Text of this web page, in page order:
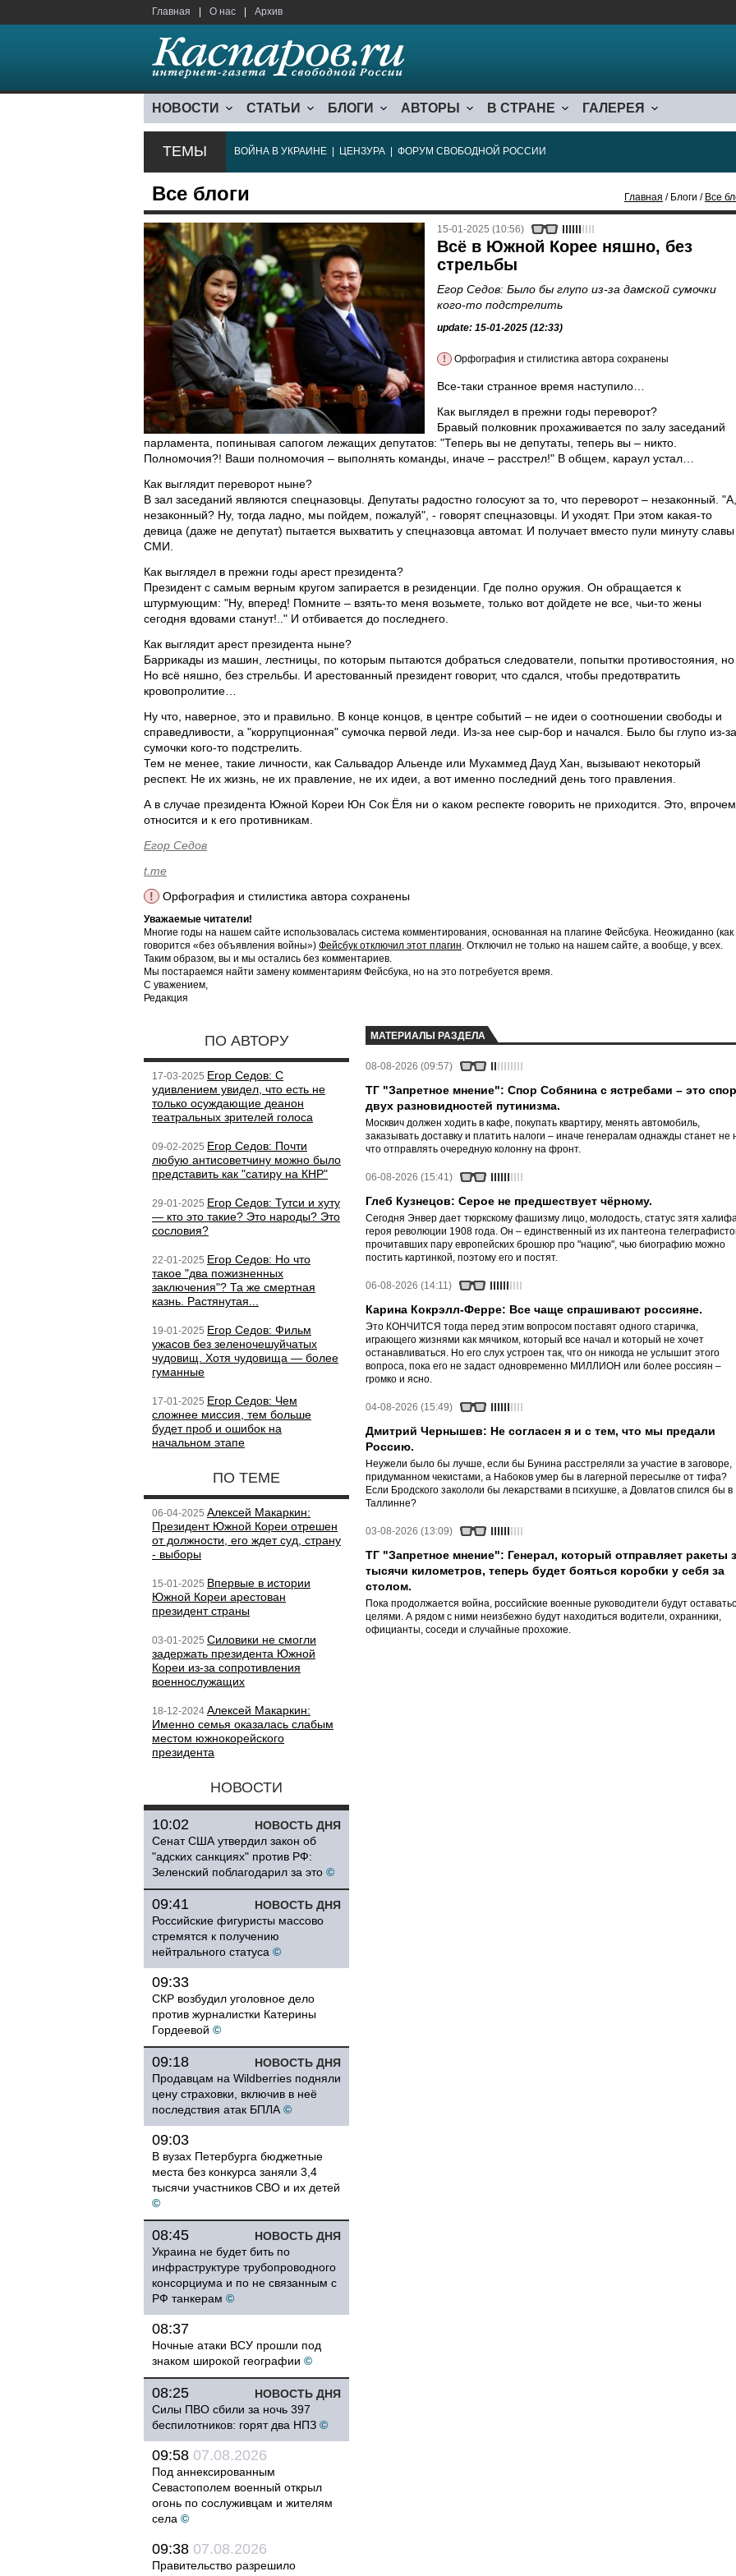
Главная О нас Архив
НОВОСТИ СТАТЬИ БЛОГИ АВТОРЫ В СТРАНЕ ГАЛЕРЕЯ
ТЕМЫ ВОЙНА В УКРАИНЕ ЦЕНЗУРА ФОРУМ СВОБОДНОЙ РОССИИ
Все блоги Главная / Блоги / Все
15-01-2025 (10:56)
Всё в Южной Корее няшно, без
стрельбы
Егор Седов: Было бы глупо из-за дамской сумочки
кого-то подстрелить
update: 15-01-2025 (12:33)
! Орфография и стилистика автора сохранены
Все-таки странное время наступило…
Как выглядел в прежни годы переворот?
Бравый полковник прохаживается по залу заседаний
парламента, попинывая сапогом лежащих депутатов: "Теперь вы не депутаты, теперь вы – никто.
Полномочия?! Ваши полномочия – выполнять команды, иначе – расстрел!" В общем, караул устал…
Как выглядит переворот ныне?
В зал заседаний являются спецназовцы. Депутаты радостно голосуют за то, что переворот – незаконный. "А,
незаконный? Ну, тогда ладно, мы пойдем, пожалуй", - говорят спецназовцы. И уходят. При этом какая-то
девица (даже не депутат) пытается выхватить у спецназовца автомат. И получает вместо пули минуту
СМИ.
Как выглядел в прежни годы арест президента?
Президент с самым верным кругом запирается в резиденции. Где полно оружия. Он обращается к
штурмующим: "Ну, вперед! Помните – взять-то меня возьмете, только вот дойдете не все, чьи-то жены
сегодня вдовами станут!.." И отбивается до последнего.
Как выглядит арест президента ныне?
Баррикады из машин, лестницы, по которым пытаются добраться следователи, попытки противостояния,
Но всё няшно, без стрельбы. И арестованный президент говорит, что сдался, чтобы предотвратить
кровопролитие…
Ну что, наверное, это и правильно. В конце концов, в центре событий – не идеи о соотношении свободы и
справедливости, а "коррупционная" сумочка первой леди. Из-за нее сыр-бор и начался. Было бы глупо из-за
сумочки кого-то подстрелить.
Тем не менее, такие личности, как Сальвадор Альенде или Мухаммед Дауд Хан, вызывают некоторый
респект. Не их жизнь, не их правление, не их идеи, а вот именно последний день того правления.
А в случае президента Южной Кореи Юн Сок Ёля ни о каком респекте говорить не приходится. Это, впрочем,
относится и к его противникам.
Егор Седов
t.me
!
Орфография и стилистика автора сохранены
Уважаемые читатели!
Многие годы на нашем сайте использовалась система комментирования, основанная на плагине Фейсбука. Неожиданно (как
говорится «без объявления войны») Фейсбук отключил этот плагин. Отключил не только на нашем сайте, а вообще, у всех.
Таким образом, вы и мы остались без комментариев.
Мы постараемся найти замену комментариям Фейсбука, но на это потребуется время.
С уважением,
Редакция
ПО АВТОРУ
17-03-2025 Егор Седов: С
удивлением увидел, что есть не
только осуждающие деанон
театральных зрителей голоса
09-02-2025 Егор Седов: Почти
любую антисоветчину можно было
представить как "сатиру на КНР"
29-01-2025 Егор Седов: Тутси и хуту
— кто это такие? Это народы? Это
сословия?
22-01-2025 Егор Седов: Но что
такое "два пожизненных
заключения"? Та же смертная
казнь. Растянутая...
19-01-2025 Егор Седов: Фильм
ужасов без зеленочешуйчатых
чудовищ. Хотя чудовища — более
гуманные
17-01-2025 Егор Седов: Чем
сложнее миссия, тем больше
будет проб и ошибок на
начальном этапе
ПО ТЕМЕ
06-04-2025 Алексей Макаркин:
Президент Южной Кореи отрешен
от должности, его ждет суд, страну
- выборы
15-01-2025 Впервые в истории
Южной Кореи арестован
президент страны
03-01-2025 Силовики не смогли
задержать президента Южной
Кореи из-за сопротивления
военнослужащих
18-12-2024 Алексей Макаркин:
Именно семья оказалась слабым
местом южнокорейского
президента
НОВОСТИ
НОВОСТЬ ДНЯ
10:02
Сенат США утвердил закон об
"адских санкциях" против РФ:
Зеленский поблагодарил за это ©
НОВОСТЬ ДНЯ
09:41
Российские фигуристы массово
стремятся к получению
нейтрального статуса ©
09:33
СКР возбудил уголовное дело
против журналистки Катерины
Гордеевой ©
НОВОСТЬ ДНЯ
09:18
Продавцам на Wildberries подняли
цену страховки, включив в неё
последствия атак БПЛА ©
09:03
В вузах Петербурга бюджетные
места без конкурса заняли 3,4
тысячи участников СВО и их детей
©
НОВОСТЬ ДНЯ
08:45
Украина не будет бить по
инфраструктуре трубопроводного
консорциума и по не связанным с
РФ танкерам ©
08:37
Ночные атаки ВСУ прошли под
знаком широкой географии ©
НОВОСТЬ ДНЯ
08:25
Силы ПВО сбили за ночь 397
беспилотников: горят два НПЗ ©
09:58 07.08.2026
Под аннексированным
Севастополем военный открыл
огонь по сослуживцам и жителям
села ©
09:38 07.08.2026
Правительство разрешило
МАТЕРИАЛЫ РАЗДЕЛА
08-08-2026 (09:57)
ТГ "Запретное мнение": Спор Собянина с ястребами – это спор
двух разновидностей путинизма.
Москвич должен ходить в кафе, покупать квартиру, менять автомобиль,
заказывать доставку и платить налоги – иначе генералам однажды станет не
что отправлять очередную колонну на фронт.
06-08-2026 (15:41)
Глеб Кузнецов: Серое не предшествует чёрному.
Сегодня Энвер дает тюркскому фашизму лицо, молодость, статус зятя
героя революции 1908 года. Он – единственный из их пантеона
прочитавших пару европейских брошюр про "нацию", чью биографию можно
постить картинкой, поэтому его и постят.
06-08-2026 (14:11)
Карина Кокрэлл-Ферре: Все чаще спрашивают россияне.
Это КОНЧИТСЯ тогда перед этим вопросом поставят одного старичка,
играющего жизнями как мячиком, который все начал и который не хочет
останавливаться. Но его слух устроен так, что он никогда не услышит этого
вопроса, пока его не задаст одновременно МИЛЛИОН или более россиян –
громко и ясно.
04-08-2026 (15:49)
Дмитрий Чернышев: Не согласен я и с тем, что мы предали
Россию.
Неужели было бы лучше, если бы Бунина расстреляли за участие в заговоре,
придуманном чекистами, а Набоков умер бы в лагерной пересылке от тифа?
Если Бродского закололи бы лекарствами в психушке, а Довлатов спился бы в
Таллинне?
03-08-2026 (13:09)
ТГ "Запретное мнение": Генерал, который отправляет ракеты
тысячи километров, теперь будет бояться коробки у себя за
столом.
Пока продолжается война, российские военные руководители будут
целями. А рядом с ними неизбежно будут находиться водители, охранники,
официанты, соседи и случайные прохожие.